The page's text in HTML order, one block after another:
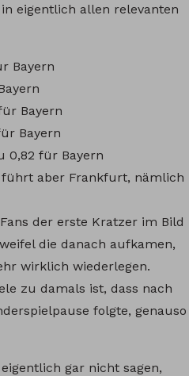
eigentlich allen relevanten
Bayern
Bayern
Bayern
0,82 für Bayern
aber Frankfurt, nämlich
der erste Kratzer im Bild
die danach aufkamen,
wirklich wiederlegen.
zu damals ist, dass nach
folgte, genauso
gar nicht sagen,